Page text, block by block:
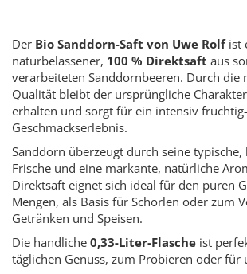
Der Bio Sanddorn-Saft von Uwe Rolfist
naturbelassener, 100 % Direktsaft aus
verarbeiteten Sanddornbeeren. Durch die
Qualität bleibt der ursprüngliche
erhalten und sorgt für ein intensiv
Geschmackserlebnis.
Sanddorn überzeugt durch seine typische,
Frische und eine markante, natürliche
Direktsaft eignet sich ideal für den puren
Mengen, als Basis für Schorlen oder zum
Getränken und Speisen.
Die handliche 0,33-Liter-Flasche ist
täglichen Genuss, zum Probieren oder für